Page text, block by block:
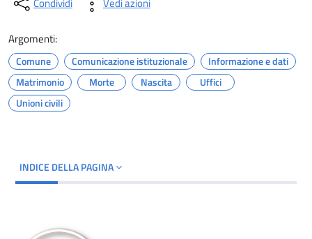
Argomenti:
Comune Comunicazione istituzionale
Informazione e dati
Matrimonio
Morte Nascita
Uffici
Unioni civili
INDICE DELLA PAGINA